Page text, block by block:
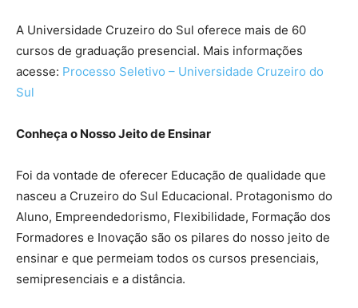
A Universidade Cruzeiro do Sul oferece mais de 60
cursos de graduação presencial. Mais informações
acesse: Processo Seletivo – Universidade Cruzeiro do
Sul
Conheça o Nosso Jeito de Ensinar
Foi da vontade de oferecer Educação de qualidade que
nasceu a Cruzeiro do Sul Educacional. Protagonismo do
Aluno, Empreendedorismo, Flexibilidade, Formação dos
Formadores e Inovação são os pilares do nosso jeito de
ensinar e que permeiam todos os cursos presenciais,
semipresenciais e a distância.